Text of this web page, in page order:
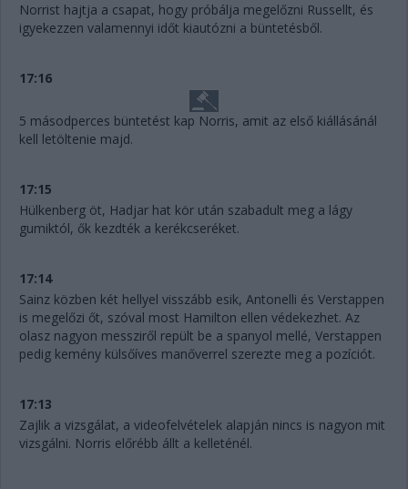
Norrist hajtja a csapat, hogy próbálja megelőzni Russellt, és
igyekezzen valamennyi időt kiautózni a büntetésből.
17:16
5 másodperces büntetést kap Norris, amit az első kiállásánál
kell letöltenie majd.
17:15
Hülkenberg öt, Hadjar hat kör után szabadult meg a lágy
gumiktól, ők kezdték a kerékcseréket.
17:14
Sainz közben két hellyel visszább esik, Antonelli és Verstappen
is megelőzi őt, szóval most Hamilton ellen védekezhet. Az
olasz nagyon messziről repült be a spanyol mellé, Verstappen
pedig kemény külsőíves manőverrel szerezte meg a pozíciót.
17:13
Zajlik a vizsgálat, a videofelvételek alapján nincs is nagyon mit
vizsgálni. Norris előrébb állt a kelleténél.